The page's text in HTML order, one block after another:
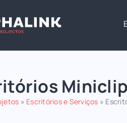
Miniclip
» Escritórios e Serviços »